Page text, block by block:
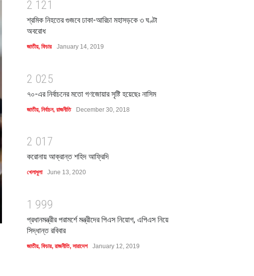
2 1 21
শ্রমিক নিহতের গুজবে ঢাকা-আরিচা মহাসড়কে ৩ ঘণ্টা
অবরোধ
জাতীয়, ফিচার January 14, 2019
2 025
৭০-এর নির্বাচনের মতো গণজোয়ার সৃষ্টি হয়েছেঃ নাসিম
জাতীয়, নির্বাচন, রাজনীতি December 30, 2018
2 01 7
করোনায় আক্রান্ত শহিদ আফ্রিদি
খেলাধুলা June 13, 2020
1 999
প্রধানমন্ত্রীর পরামর্শে মন্ত্রীদের পিএস নিয়োগ, এপিএস নিয়ে
সিদ্ধান্ত রবিবার
জাতীয়, ফিচার, রাজনীতি, সারাদেশ January 12, 2019